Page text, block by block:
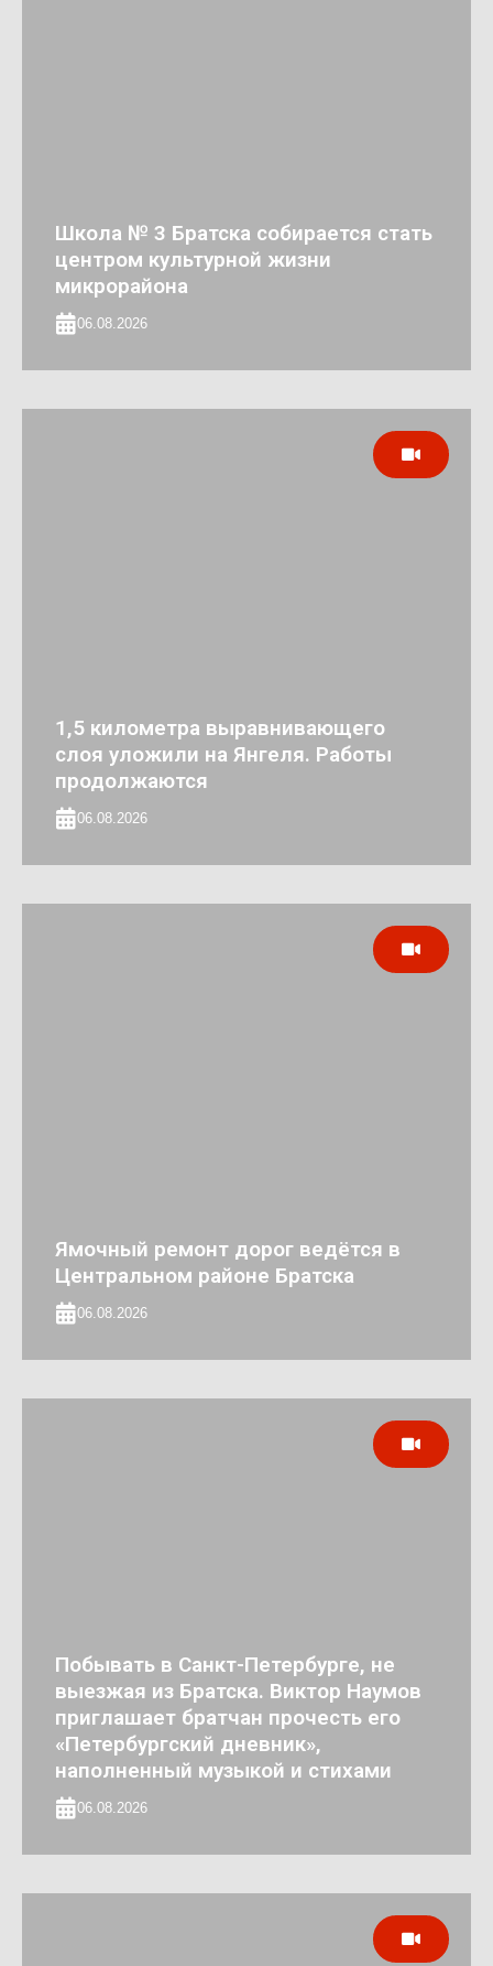
Школа № 3 Братска собирается стать
центром культурной жизни
микрорайона
06.08.2026
1,5 километра выравнивающего
слоя уложили на Янгеля. Работы
продолжаются
06.08.2026
Ямочный ремонт дорог ведётся в
Центральном районе Братска
06.08.2026
Побывать в Санкт-Петербурге, не
выезжая из Братска. Виктор Наумов
приглашает братчан прочесть его
«Петербургский дневник»,
наполненный музыкой и стихами
06.08.2026